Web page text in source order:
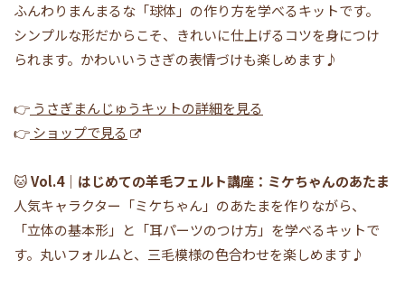
ふんわりまんまるな「球体」の作り方を学べるキットです。
シンプルな形だからこそ、きれいに仕上げるコツを身につけ
られます。かわいいうさぎの表情づけも楽しめます♪
👉 うさぎまんじゅうキットの詳細を見る
👉ショップで見る
🐱Vol.4｜はじめての羊毛フェルト講座：ミケちゃんのあたま
人気キャラクター「ミケちゃん」のあたまを作りながら、
「立体の基本形」と「耳パーツのつけ方」を学べるキットで
す。丸いフォルムと、三毛模様の色合わせを楽しめます♪